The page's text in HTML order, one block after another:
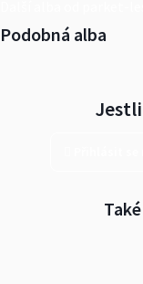
Podobná alba